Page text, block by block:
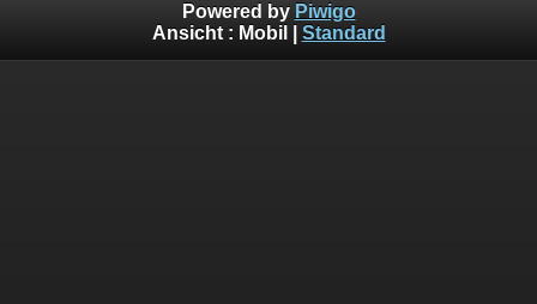
Powered by Piwigo
Ansicht : Mobil Standard